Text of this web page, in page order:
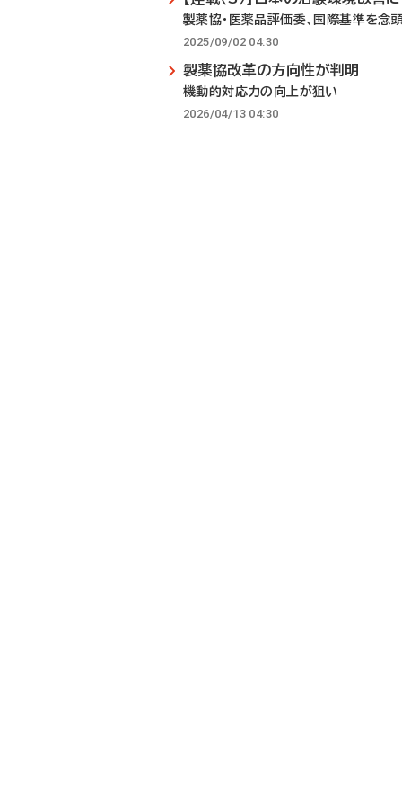
製薬協・医薬品評価委、国際基準を念
2025/09/02 04:30
製薬協改革の方向性が判明
機動的対応力の向上が狙い
2026/04/13 04:30